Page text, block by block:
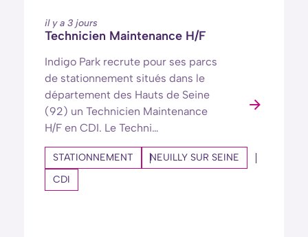
Technicien Maintenance H/F
Indigo Park recrute pour ses parcs
de stationnement situés dans le
département des Hauts de Seine
(92) un Technicien Maintenance
H/F en CDI. Le Techni…
STATIONNEMENT
NEUILLY SUR SEINE
CDI
il y a 3 jours